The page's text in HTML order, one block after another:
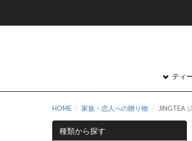
ティ
HOME 家族・恋人への贈り物 JINGTEA
種類から探す